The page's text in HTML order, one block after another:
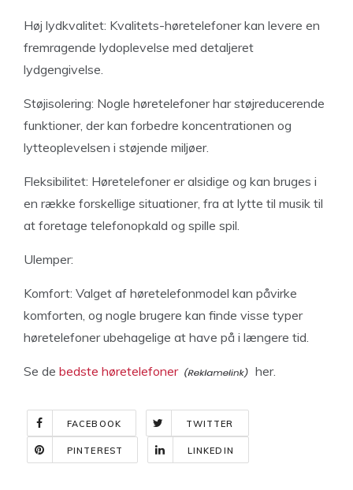
Høj lydkvalitet: Kvalitets-høretelefoner kan levere en
fremragende lydoplevelse med detaljeret
lydgengivelse.
Støjisolering: Nogle høretelefoner har støjreducerende
funktioner, der kan forbedre koncentrationen og
lytteoplevelsen i støjende miljøer.
Fleksibilitet: Høretelefoner er alsidige og kan bruges i
en række forskellige situationer, fra at lytte til musik til
at foretage telefonopkald og spille spil.
Ulemper:
Komfort: Valget af høretelefonmodel kan påvirke
komforten, og nogle brugere kan finde visse typer
høretelefoner ubehagelige at have på i længere tid.
Se de bedste høretelefoner her.
FACEBOOK TWITTER
PINTEREST LINKEDIN